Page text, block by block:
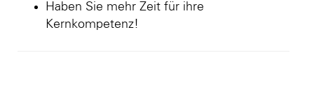
Haben Sie mehr Zeit für ihre
Kernkompetenz!